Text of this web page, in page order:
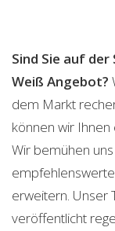
Sind Sie auf
Weiß Angebot?
dem Markt
können wir
Wir bemühen
erweitern. Unser
veröffentlicht